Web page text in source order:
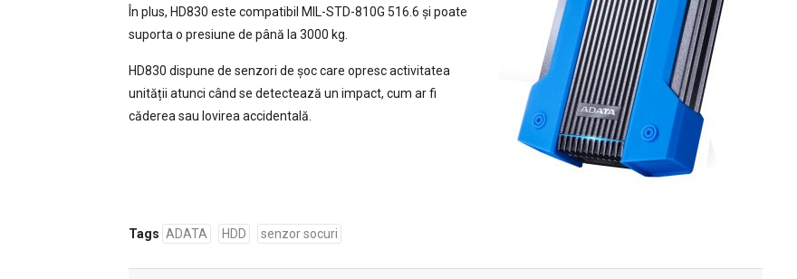
În plus, HD830 este compatibil MIL-STD-810G 516.6 și poate
suporta o presiune de până la 3000 kg.
HD830 dispune de senzori de șoc care opresc activitatea
unității atunci când se detectează un impact, cum ar fi
căderea sau lovirea accidentală.
Tags ADATA HDD senzor socuri